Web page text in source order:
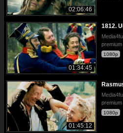
02:06:46
01:34:45
1812.
premium
1080p
01:45:12
premium
1080p